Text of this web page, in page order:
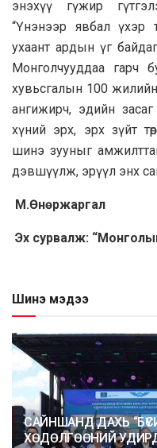
энэхүү гүжир
“Үнэнээр явбал үхэр
ухаант ардын үг
Монголчууддаа гарч
хувьсгалын 100
ангижирч, эдийн засаг
хүний эрх, эрх зүйт
шинэ зууныг амжилттай
дэвшүүлж, эрүүл энх
М.Өнөржаргал
Эх сурвалж:
Шинэ мэдээ
САЙНШАНД ДАХЬ
ХӨДӨЛГӨӨНИЙ